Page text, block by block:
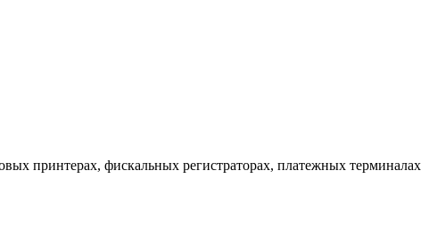
принтерах, фискальных регистраторах, платежных терминалах